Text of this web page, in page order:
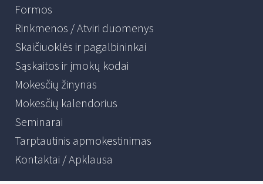
Formos
Rinkmenos / Atviri duomenys
Skaičiuoklės ir pagalbininkai
Sąskaitos ir įmokų kodai
Mokesčių žinynas
Mokesčių kalendorius
Seminarai
Tarptautinis apmokestinimas
Kontaktai / Apklausa